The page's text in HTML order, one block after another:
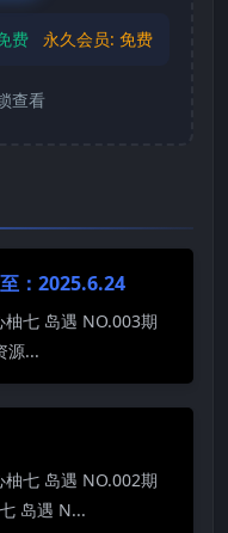
费 永久会员: 免费
查看
：2025.6.24
七 岛遇 NO.003期
源...
七 岛遇 NO.002期
岛遇 N...